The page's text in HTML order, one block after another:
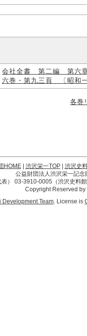
会社全書 第二編 第六
六巻・第九三頁 〔昭和
各巻
HOME| 渋沢栄一TOP| 渋沢史
公益財団法人渋沢栄一記
） 03-3910-0005（渋沢史料
Copyright Reserved
Development Team. License is